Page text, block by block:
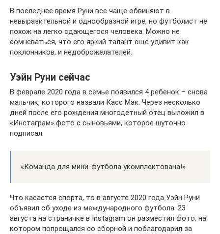
В последнее время Руни все чаще обвиняют в
невыразительной и однообразной игре, но футболист не
похож на легко сдающегося человека. Можно не
сомневаться, что его яркий талант еще удивит как
поклонников, и недоброжелателей.
Уэйн Руни сейчас
В феврале 2020 года в семье появился 4 ребенок – снова
мальчик, которого назвали Касс Мак. Через несколько
дней после его рождения многодетный отец выложил в
«Инстаграм» фото с сыновьями, которое шуточно
подписал:
«Команда для мини-футбола укомплектована!»
Что касается спорта, то в августе 2020 года Уэйн Руни
объявил об уходе из международного футбола. 23
августа на страничке в Instagram он разместил фото, на
котором попрощался со сборной и поблагодарил за